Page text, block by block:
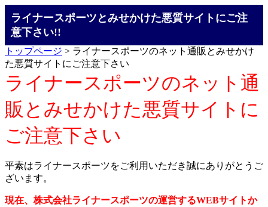
ライナースポーツとみせかけた悪質サイトにご注
意下さい!!
トップページ > ライナースポーツのネット通販とみせかけ
た悪質サイトにご注意下さい
ライナースポーツのネット通
販とみせかけた悪質サイトに
ご注意下さい
平素はライナースポーツをご利用いただき誠にありがとうご
ざいます。
現在、株式会社ライナースポーツの運営するWEBサイトか